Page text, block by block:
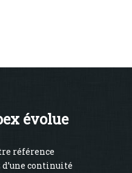
évolue
référence
continuité